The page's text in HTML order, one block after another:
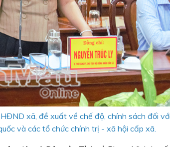
xã, đề xuất về chế độ, chính sách đối
và các tổ chức chính trị - xã hội cấp xã.